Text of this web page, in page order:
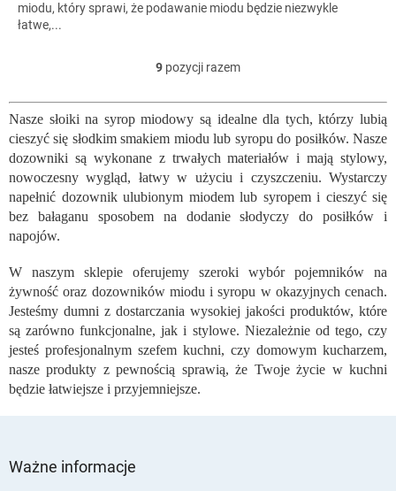
miodu, który sprawi, że podawanie miodu będzie niezwykle
łatwe,...
K
n
t
r
o
l
k
i
l
t
y
9 pozycji razem
Nasze słoiki na syrop miodowy są idealne dla tych, którzy lubią
cieszyć się słodkim smakiem miodu lub syropu do posiłków. Nasze
dozowniki są wykonane z trwałych materiałów i mają stylowy,
nowoczesny wygląd, łatwy w użyciu i czyszczeniu. Wystarczy
napełnić dozownik ulubionym miodem lub syropem i cieszyć się
bez bałaganu sposobem na dodanie słodyczy do posiłków i
napojów.
W naszym sklepie oferujemy szeroki wybór pojemników na
żywność oraz dozowników miodu i syropu w okazyjnych cenach.
Jesteśmy dumni z dostarczania wysokiej jakości produktów, które
są zarówno funkcjonalne, jak i stylowe. Niezależnie od tego, czy
jesteś profesjonalnym szefem kuchni, czy domowym kucharzem,
nasze produkty z pewnością sprawią, że Twoje życie w kuchni
będzie łatwiejsze i przyjemniejsze.
Ważne informacje